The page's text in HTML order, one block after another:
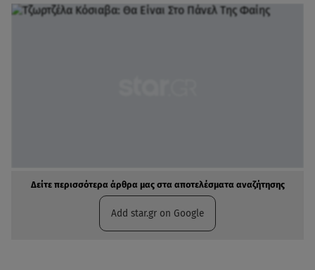
Δείτε περισσότερα άρθρα μας στα αποτελέσματα αναζήτησης
Add star.gr on Google